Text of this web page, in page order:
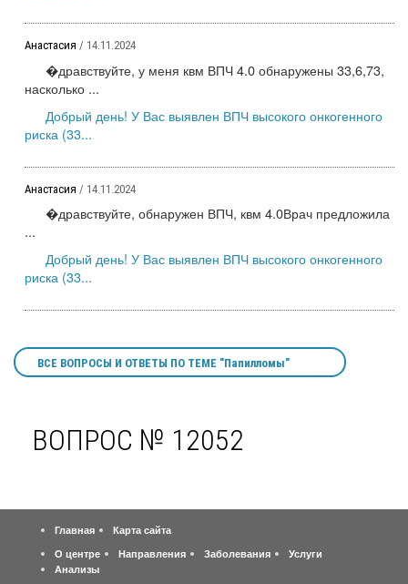
Анастасия / 14.11.2024
�дравствуйте, у меня квм ВПЧ 4.0 обнаружены 33,6,73,
насколько ...
Добрый день! У Вас выявлен ВПЧ высокого онкогенного
риска (33...
Анастасия / 14.11.2024
�дравствуйте, обнаружен ВПЧ, квм 4.0Врач предложила
...
Добрый день! У Вас выявлен ВПЧ высокого онкогенного
риска (33...
ВСЕ ВОПРОСЫ И ОТВЕТЫ ПО ТЕМЕ "Папилломы"
ВОПРОС № 12052
Главная
Карта сайта
О центре
Направления Заболевания
Услуги
Анализы